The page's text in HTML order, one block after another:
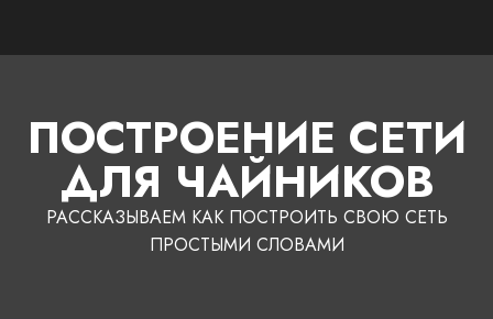
ПОСТРОЕНИЕ СЕТИ
ДЛЯ ЧАЙНИКОВ
РАССКАЗЫВАЕМ КАК ПОСТРОИТЬ СВОЮ СЕТЬ
ПРОСТЫМИ СЛОВАМИ